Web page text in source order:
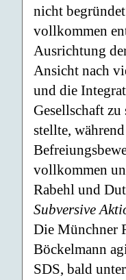
nicht
vollkommen
Ausrichtung
Ansicht nach
und die
Gesellschaft
stellte,
vollkommen
Rabehl und
Subversive
Die Münchner
Böckelmann
SDS, bald